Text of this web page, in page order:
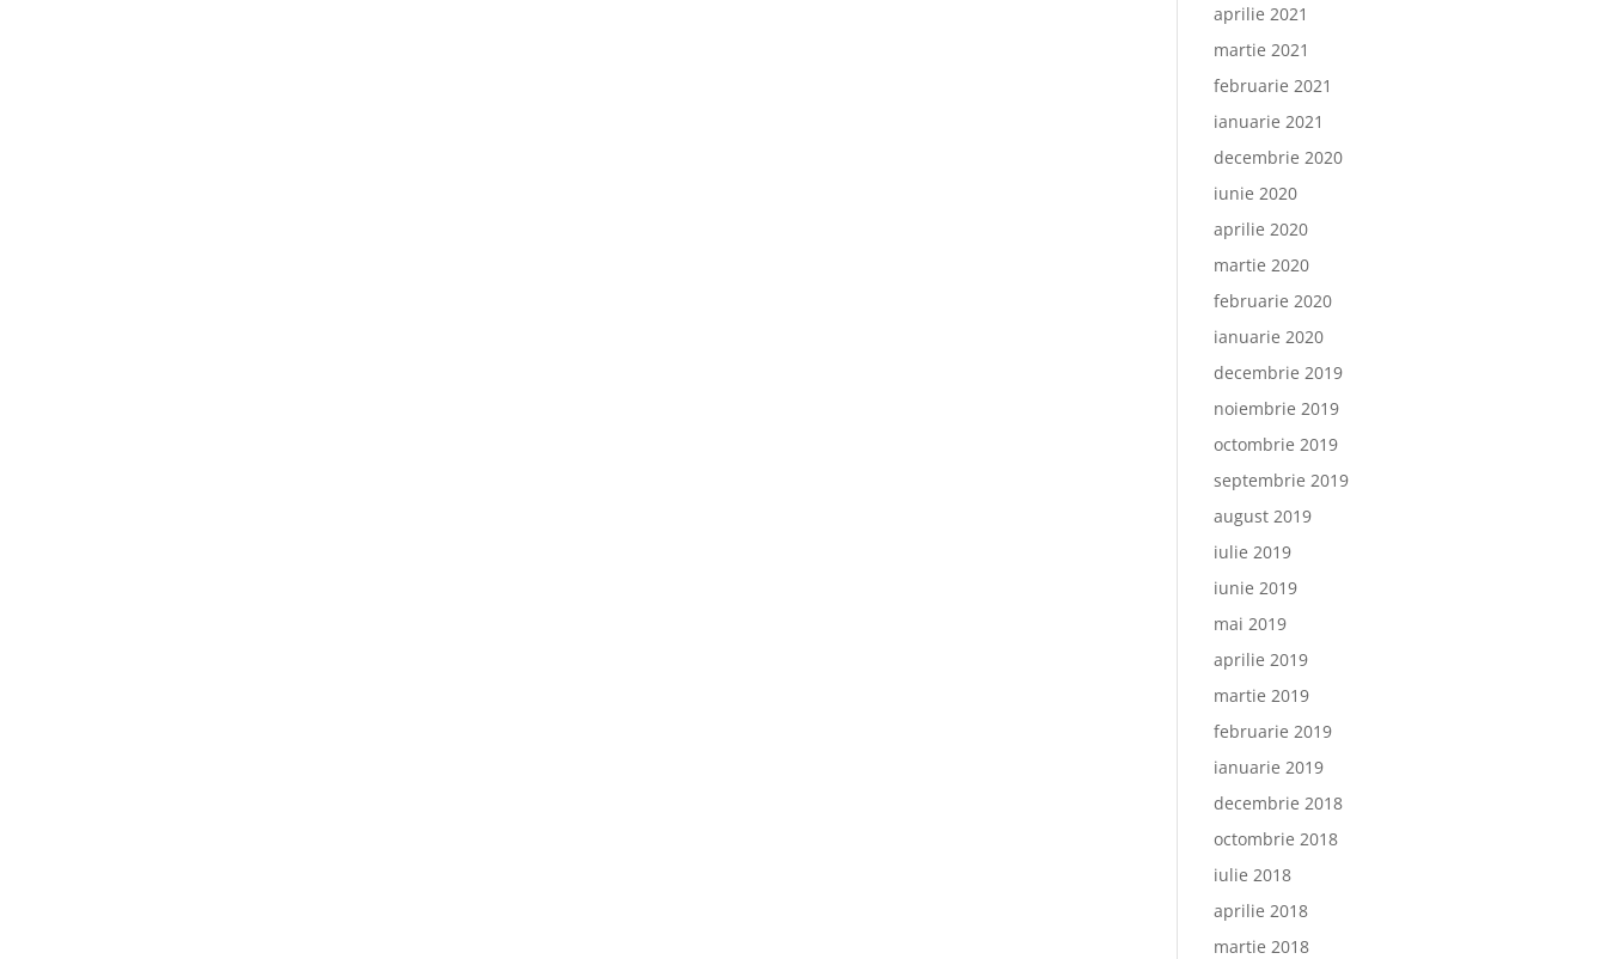
aprilie 2021
martie 2021
februarie 2021
ianuarie 2021
decembrie 2020
iunie 2020
aprilie 2020
martie 2020
februarie 2020
ianuarie 2020
decembrie 2019
noiembrie 2019
octombrie 2019
septembrie 2019
august 2019
iulie 2019
iunie 2019
mai 2019
aprilie 2019
martie 2019
februarie 2019
ianuarie 2019
decembrie 2018
octombrie 2018
iulie 2018
aprilie 2018
martie 2018